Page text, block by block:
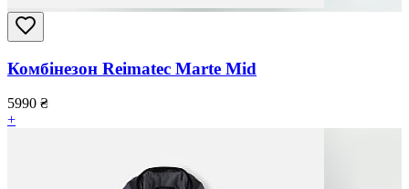
Комбінезон Reimatec Marte Mid
5990 ₴
+